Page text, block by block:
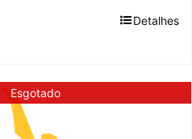
Detalhes
Esgotado